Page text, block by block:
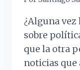
¿Alguna
sobre
que la otra
noticias que